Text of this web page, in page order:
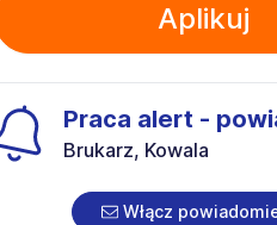
Aplikuj
Praca alert -
Brukarz, Kowala
Włącz